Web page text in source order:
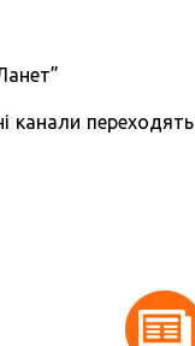
канали переходять